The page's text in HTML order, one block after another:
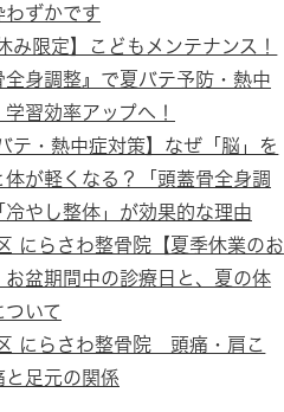
わずかです
み限定】こどもメンテナンス！
全身調整』で夏バテ予防・熱中
習効率アップへ！
テ・熱中症対策】なぜ「脳」を
体が軽くなる？「頭蓋骨全身調
冷やし整体」が効果的な理由
にらさわ整骨院【夏季休業のお
お盆期間中の診療日と、夏の体
ついて
にらさわ整骨院 頭痛・肩こ
と足元の関係